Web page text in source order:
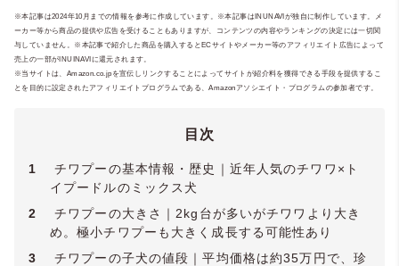
※本記事は2024年10月までの情報を参考に作成しています。※本記事はINUNAVIが独自に制作しています。メ
ーカー等から商品の提供や広告を受けることもありますが、コンテンツの内容やランキングの決定には一切関
与していません。※本記事で紹介した商品を購入するとECサイトやメーカー等のアフィリエイト広告によって
売上の一部がINUINAVIに還元されます。
※当サイトは、Amazon.co.jpを宣伝しリンクすることによってサイトが紹介料を獲得できる手段を提供するこ
とを目的に設定されたアフィリエイトプログラムである、Amazonアソシエイト・プログラムの参加者です。
目次
1
チワプーの基本情報・歴史｜近年人気のチワワ×ト
イプードルのミックス犬
2
チワプーの大きさ｜2kg台が多いがチワワより大き
め。極小チワプーも大きく成長する可能性あり
3
チワプーの子犬の値段｜平均価格は約35万円で、珍